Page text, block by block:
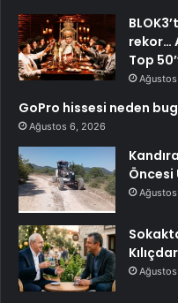
rekor…
Top
GoPro hissesi neden
Ağustos 6, 2026
Öncesi